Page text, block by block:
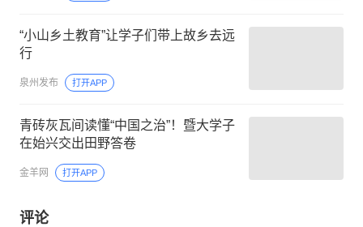
“小山乡土教育”让学子们带上故乡去远
行
泉州发布 打开APP
青砖灰瓦间读懂“中国之治”！暨大学子
在始兴交出田野答卷
金羊网 打开APP
评论